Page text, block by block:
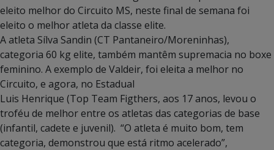
eleito melhor do Circuito MS, neste final de semana foi
eleito o melhor atleta da classe elite.
A atleta Sílva Sandin (CT Pantaneiro/Moreninhas),
categoria 60 kg elite, também mantêm supremacia no boxe
feminino. A exemplo de Valdeir, foi eleita a melhor no
Circuito, e agora, no Estadual
Luis Henrique (Top Team Figthers, aos 17 anos, levou o
troféu de melhor entre os atletas das categorias de base
(infantil, cadete e juvenil). “O atleta é muito bom, tem
categoria, demonstrou que está ritmo acelerado”,